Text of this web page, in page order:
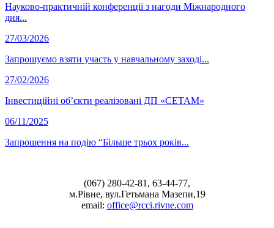
Науково-практичній конференції з нагоди Міжнародного
дня...
27/03/2026
Запрошуємо взяти участь у навчальному заході...
27/02/2026
Інвестиційні об’єкти реалізовані ДП «СЕТАМ»
06/11/2025
Запрошення на подію “Більше трьох років...
(067) 280-42-81, 63-44-77,
м.Рівне, вул.Гетьмана Мазепи,19
email: office@rcci.rivne.com